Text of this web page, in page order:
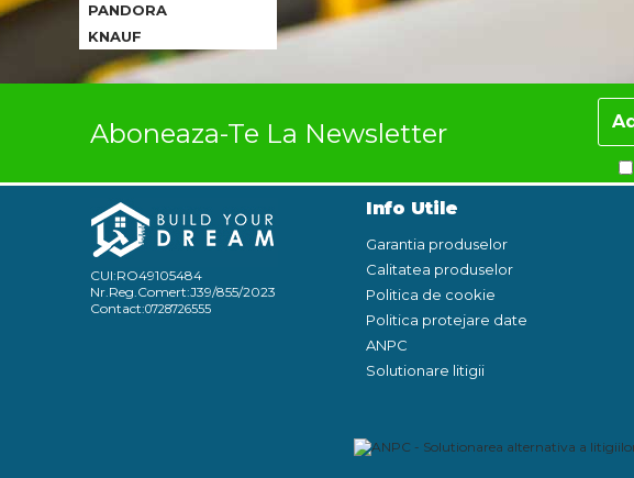
PANDORA
KNAUF
Aboneaza-Te La Newsletter
CUI:RO49105484
Nr.Reg.Comert:J39/855/2023
Contact:0728726555
Info Utile
Garantia produselor
Calitatea produselor
Politica de cookie
Politica protejare date
ANPC
Solutionare litigii